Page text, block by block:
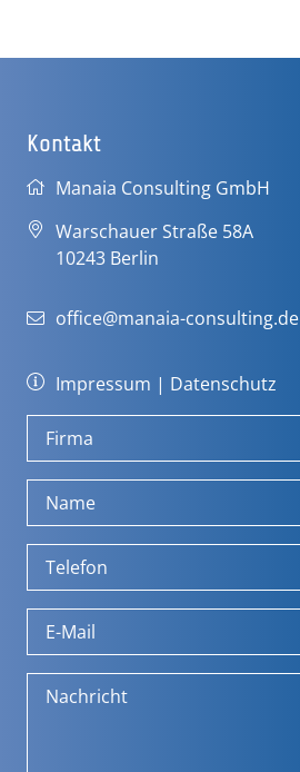
Kontakt
Manaia Consulting GmbH
Warschauer Straße 58A
10243 Berlin
office@manaia-consulting.de
Impressum | Datenschutz